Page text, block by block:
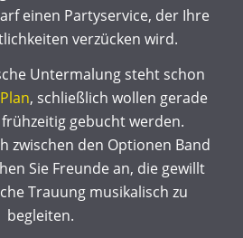
einen Partyservice, der Ihre
verzücken wird.
Untermalung steht schon
Plan, schließlich wollen gerade
gebucht werden.
zwischen den Optionen Band
Sie Freunde an, die gewillt
Trauung musikalisch zu
begleiten.